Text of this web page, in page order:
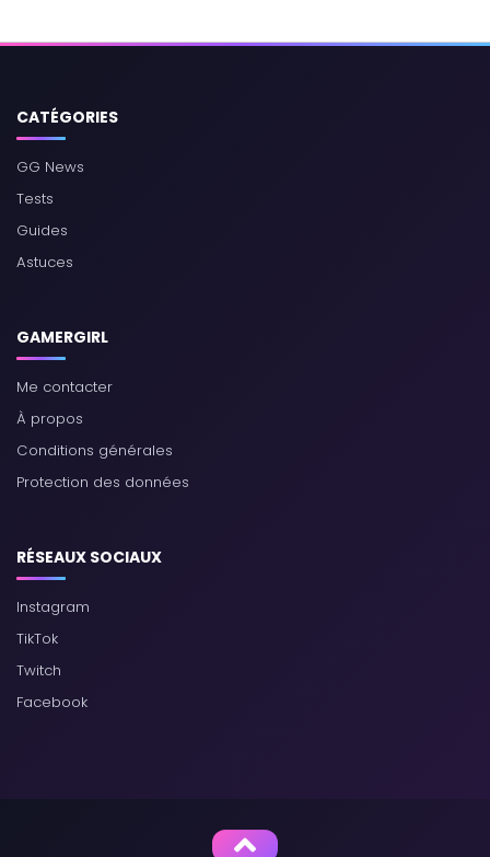
CATÉGORIES
GG News
Tests
Guides
Astuces
GAMERGIRL
Me contacter
À propos
Conditions générales
Protection des données
RÉSEAUX SOCIAUX
Instagram
TikTok
Twitch
Facebook